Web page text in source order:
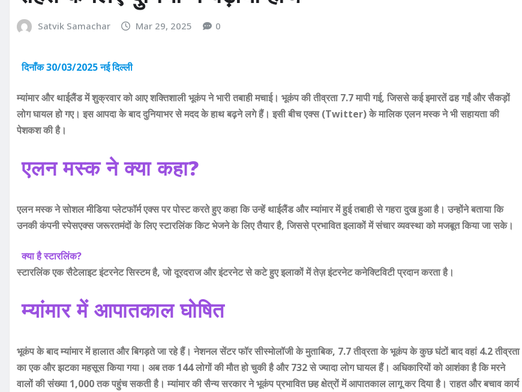
Satvik Samachar Mar 29, 2025 0
दिनाँक 30/03/2025 नई दिल्ली
म्यांमार और थाईलैंड में शुक्रवार को आए शक्तिशाली भूकंप ने भारी तबाही मचाई। भूकंप की तीव्रता 7.7 मापी गई, जिससे कई इमारतें ढह गईं और सैकड़ों
लोग घायल हो गए। इस आपदा के बाद दुनियाभर से मदद के हाथ बढ़ने लगे हैं। इसी बीच एक्स (Twitter) के मालिक एलन मस्क ने भी सहायता की
पेशकश की है।
एलन मस्क ने क्या कहा?
एलन मस्क ने सोशल मीडिया प्लेटफॉर्म एक्स पर पोस्ट करते हुए कहा कि उन्हें थाईलैंड और म्यांमार में हुई तबाही से गहरा दुख हुआ है। उन्होंने बताया कि
उनकी कंपनी स्पेसएक्स जरूरतमंदों के लिए स्टारलिंक किट भेजने के लिए तैयार है, जिससे प्रभावित इलाकों में संचार व्यवस्था को मजबूत किया जा सके।
क्या है स्टारलिंक?
स्टारलिंक एक सैटेलाइट इंटरनेट सिस्टम है, जो दूरदराज और इंटरनेट से कटे हुए इलाकों में तेज़ इंटरनेट कनेक्टिविटी प्रदान करता है।
म्यांमार में आपातकाल घोषित
भूकंप के बाद म्यांमार में हालात और बिगड़ते जा रहे हैं। नेशनल सेंटर फॉर सीस्मोलॉजी के मुताबिक, 7.7 तीव्रता के भूकंप के कुछ घंटों बाद वहां 4.2 तीव्रता
का एक और झटका महसूस किया गया। अब तक 144 लोगों की मौत हो चुकी है और 732 से ज्यादा लोग घायल हैं। अधिकारियों को आशंका है कि मरने
वालों की संख्या 1,000 तक पहुंच सकती है। म्यांमार की सैन्य सरकार ने भूकंप प्रभावित छह क्षेत्रों में आपातकाल लागू कर दिया है। राहत और बचाव कार्य